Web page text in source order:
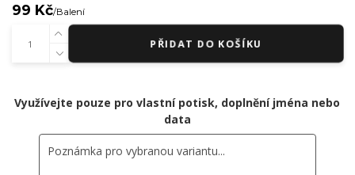
99 Kč/Balení
PŘIDAT DO KOŠÍKU
Využívejte pouze pro vlastní potisk, doplnění jména nebo
data